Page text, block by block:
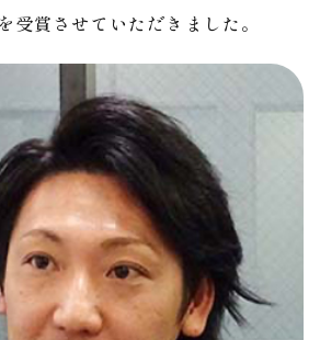
受賞させていただきました。